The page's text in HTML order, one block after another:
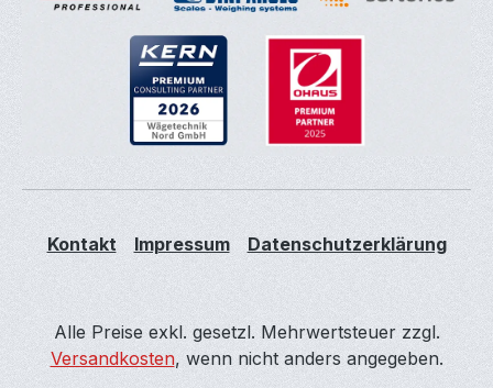
Kontakt Impressum Datenschutzerklärung
Alle Preise exkl. gesetzl. Mehrwertsteuer zzgl.
Versandkosten, wenn nicht anders angegeben.